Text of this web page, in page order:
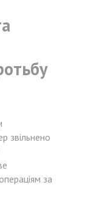
звільнено
за